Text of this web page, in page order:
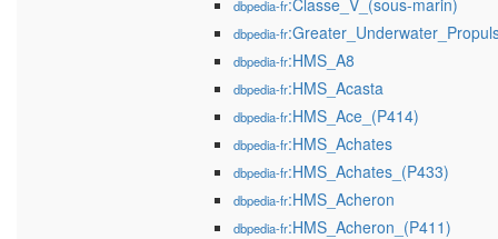
dbpedia-fr:Classe_V_(sous-marin)
dbpedia-fr
dbpedia-fr:HMS_A8
dbpedia-fr:HMS_Acasta
dbpedia-fr:HMS_Ace_(P414)
dbpedia-fr:HMS_Achates
dbpedia-fr:HMS_Achates_(P433)
dbpedia-fr:HMS_Acheron
dbpedia-fr:HMS_Acheron_(P411)